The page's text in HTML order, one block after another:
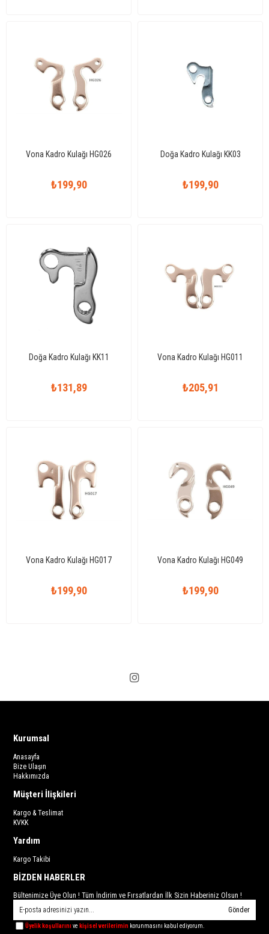
Vona Kadro Kulağı HG026
₺199,90
Doğa Kadro Kulağı KK03
₺199,90
Doğa Kadro Kulağı KK11
₺131,89
Vona Kadro Kulağı HG011
₺205,91
Vona Kadro Kulağı HG017
₺199,90
Vona Kadro Kulağı HG049
₺199,90
Kurumsal
Anasayfa
Bize Ulaşın
Hakkımızda
Müşteri İlişkileri
Kargo & Teslimat
KVKK
Yardım
Kargo Takibi
BİZDEN HABERLER
Bültenimize Üye Olun ! Tüm İndirim ve Fırsatlardan İlk Sizin Haberiniz Olsun !
Gönder
Üyelik koşullarınıve kişisel verilerimin korunmasını kabul ediyorum.